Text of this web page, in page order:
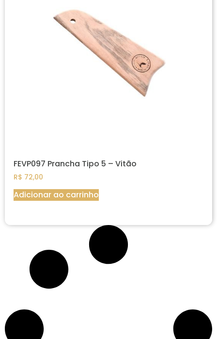
FEVP097 Prancha Tipo 5 – Vitão
R$ 72,00
Adicionar ao carrinho